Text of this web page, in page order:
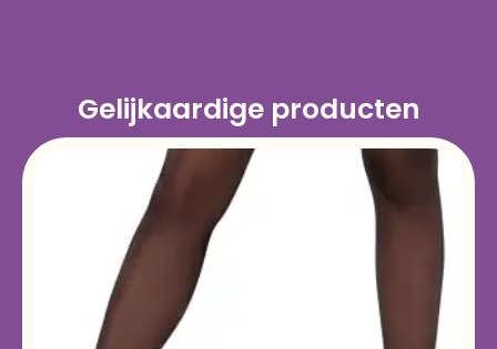
Gelijkaardige producten